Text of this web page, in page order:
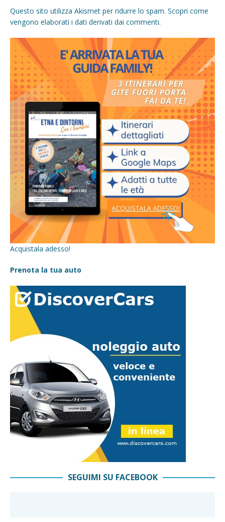
Questo sito utilizza Akismet per ridurre lo spam. Scopri come
vengono elaborati i dati derivati dai commenti.
Acquistala adesso!
Prenota la tua auto
SEGUIMI SU FACEBOOK